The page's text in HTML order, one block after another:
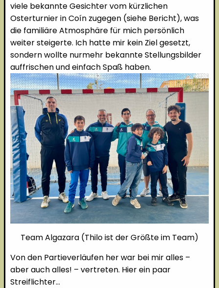
viele bekannte Gesichter vom kürzlichen
Osterturnier in Coín zugegen (siehe Bericht), was
die familiäre Atmosphäre für mich persönlich
weiter steigerte. Ich hatte mir kein Ziel gesetzt,
sondern wollte nurmehr bekannte Stellungsbilder
auffrischen und einfach Spaß haben.
Team Algazara (Thilo ist der Größte im Team)
Von den Partieverläufen her war bei mir alles –
aber auch alles! – vertreten. Hier ein paar
Streiflichter…